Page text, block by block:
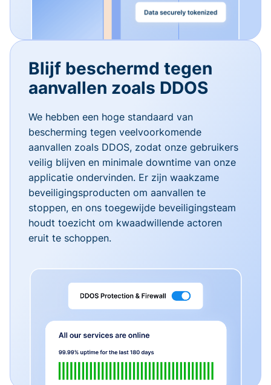
Blijf beschermd tegen
aanvallen zoals DDOS
We hebben een hoge standaard van
bescherming tegen veelvoorkomende
aanvallen zoals DDOS, zodat onze gebruikers
veilig blijven en minimale downtime van onze
applicatie ondervinden. Er zijn waakzame
beveiligingsproducten om aanvallen te
stoppen, en ons toegewijde beveiligingsteam
houdt toezicht om kwaadwillende actoren
eruit te schoppen.